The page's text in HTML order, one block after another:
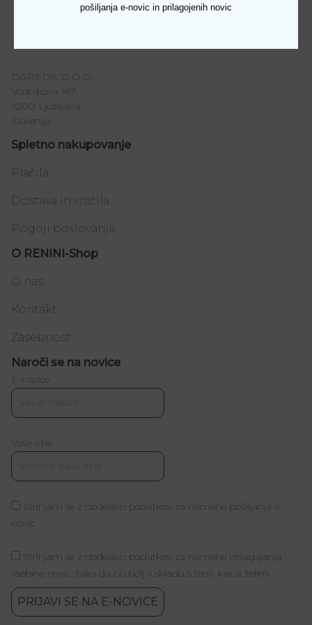
DAREDA D.O.O.
Vodnikova 187
1000 Ljubljana
Slovenija
Spletno nakupovanje
Plačila
Dostava in vračila
Pogoji poslovanja
O RENINI-Shop
O nas
Kontakt
Zasebnost
Naroči se na novice
E-naslov
Vaše ime
Strinjam se z obdelavo podatkov za namene pošiljanja e-
novic
Strinjam se z obdelavo podatkov za namene prilagajanja
vsebine novic, tako da bo bolj v skladu s tem, kar si želim.
PRIJAVI SE NA E-NOVICE
pošiljanja e-novic in prilagojenih novic